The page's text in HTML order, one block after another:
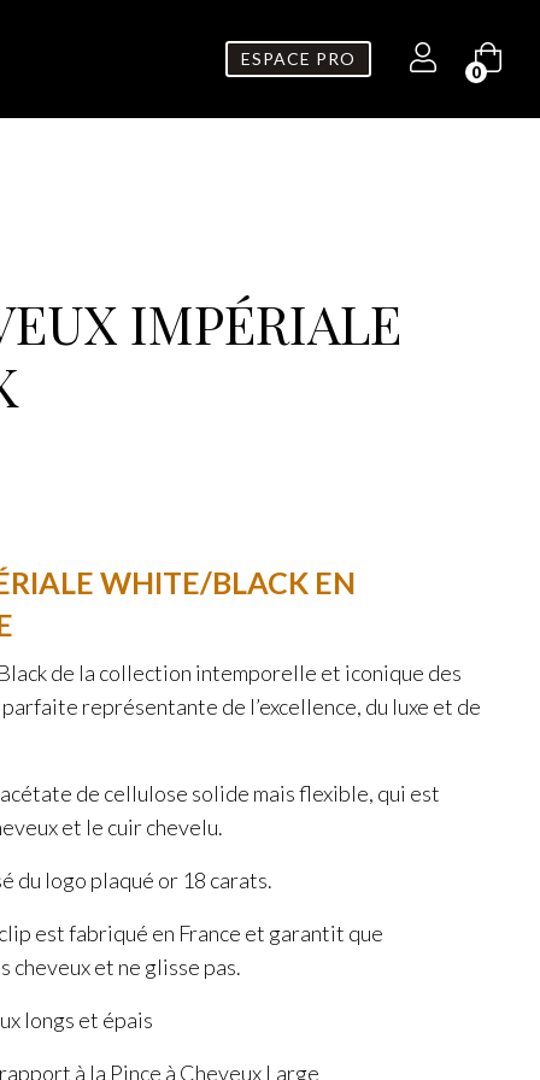
ESPACE PRO
0
IMPÉRIALE
WHITE/BLACK EN
de la collection intemporelle et iconique des
représentante de l’excellence, du luxe et de
de cellulose solide mais flexible, qui est
et le cuir chevelu.
du logo plaqué or 18 carats.
est fabriqué en France et garantit que
cheveux et ne glisse pas.
longs et épais
à la Pince à Cheveux Large